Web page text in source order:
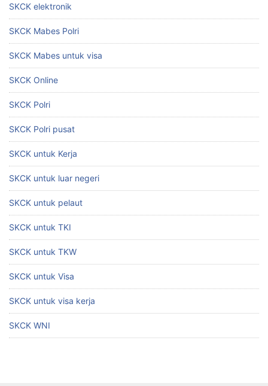
SKCK elektronik
SKCK Mabes Polri
SKCK Mabes untuk visa
SKCK Online
SKCK Polri
SKCK Polri pusat
SKCK untuk Kerja
SKCK untuk luar negeri
SKCK untuk pelaut
SKCK untuk TKI
SKCK untuk TKW
SKCK untuk Visa
SKCK untuk visa kerja
SKCK WNI